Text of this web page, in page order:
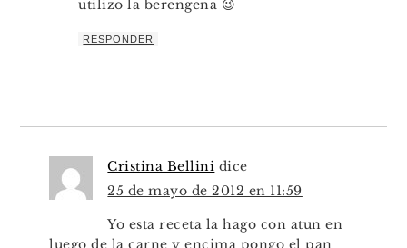
utilizo la berengena 😉
RESPONDER
Cristina Bellini dice
25 de mayo de 2012 en 11:59
Yo esta receta la hago con atun en
luego de la carne y encima pongo el pan